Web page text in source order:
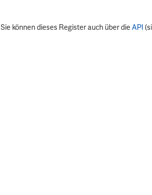
Sie können dieses Register auch über dieAPI